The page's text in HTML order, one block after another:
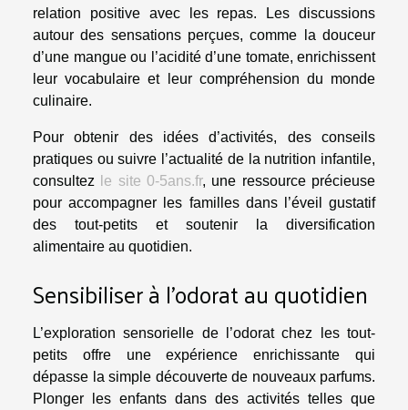
relation positive avec les repas. Les discussions
autour des sensations perçues, comme la douceur
d’une mangue ou l’acidité d’une tomate, enrichissent
leur vocabulaire et leur compréhension du monde
culinaire.
Pour obtenir des idées d’activités, des conseils
pratiques ou suivre l’actualité de la nutrition infantile,
consultez
le site 0-5ans.fr, une ressource précieuse
pour accompagner les familles dans l’éveil gustatif
des tout-petits et soutenir la diversification
alimentaire au quotidien.
Sensibiliser à l’odorat au quotidien
L’exploration sensorielle de l’odorat chez les tout-
petits offre une expérience enrichissante qui
dépasse la simple découverte de nouveaux parfums.
Plonger les enfants dans des activités telles que